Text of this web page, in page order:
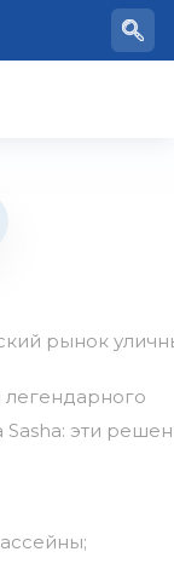
рынок
легендарного
Sasha: эти